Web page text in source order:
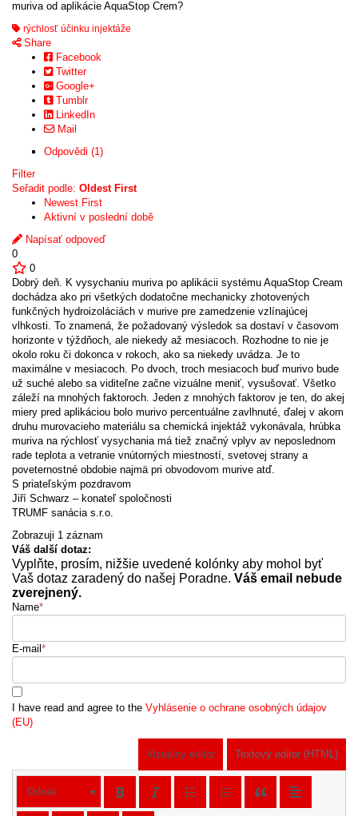
muriva od aplikácie AquaStop Crem?
rýchlosť účinku injektáže
Share
Facebook
Twitter
Google+
Tumblr
LinkedIn
Mail
Odpovědi (1)
Filter
Seřadit podle: Oldest First
Newest First
Aktivní v poslední době
Napísať odpoveď
0
0
Dobrý deň. K vysychaniu muriva po aplikácii systému AquaStop Cream
dochádza ako pri všetkých dodatočne mechanicky zhotovených
funkčných hydroizoláciách v murive pre zamedzenie vzlínajúcej
vlhkosti. To znamená, že požadovaný výsledok sa dostaví v časovom
horizonte v týždňoch, ale niekedy až mesiacoch. Rozhodne to nie je
okolo roku či dokonca v rokoch, ako sa niekedy uvádza. Je to
maximálne v mesiacoch. Po dvoch, troch mesiacoch buď murivo bude
už suché alebo sa viditeľne začne vizuálne meniť, vysušovať. Všetko
záleží na mnohých faktoroch. Jeden z mnohých faktorov je ten, do akej
miery pred aplikáciou bolo murivo percentuálne zavlhnuté, ďalej v akom
druhu murovacieho materiálu sa chemická injektáž vykonávala, hrúbka
muriva na rýchlosť vysychania má tiež značný vplyv av neposlednom
rade teplota a vetranie vnútorných miestností, svetovej strany a
poveternostné obdobie najmä pri obvodovom murive atď.
S priateľským pozdravom
Jiří Schwarz – konateľ spoločnosti
TRUMF sanácia s.r.o.
Zobrazuji 1 záznam
Váš další dotaz:
Vyplňte, prosím, nižšie uvedené kolónky aby mohol byť
Vaš dotaz zaradený do našej Poradne. Váš email nebude
zverejnený.
Name*
E-mail *
I have read and agree to the Vyhlásenie o ochrane osobných údajov
(EU)
Vizuálny editor Textový editor (HTML)
Odsek